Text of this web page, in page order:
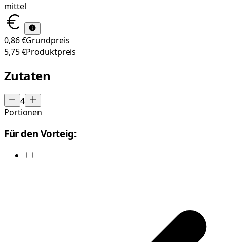
mittel
0,86 €Grundpreis
5,75 €Produktpreis
Zutaten
4
Portionen
Für den Vorteig: